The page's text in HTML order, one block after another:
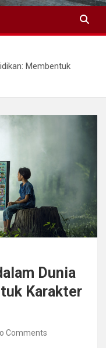
Membentuk
Dunia
Karakter
Comments